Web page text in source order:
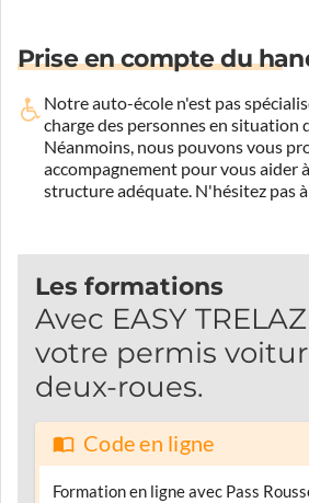
Prise en compte du
Notre auto-école n'est pas
charge des personnes en situation
Néanmoins, nous pouvons vous
accompagnement pour vous aider
structure adéquate. N'hésitez pas
Les formations
Avec EASY
votre permis
deux-roues.
Code en ligne
Formation en ligne avec Pass